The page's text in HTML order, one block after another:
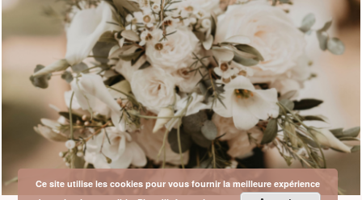
Ce site utilise les cookies pour vous fournir la meilleure expérience